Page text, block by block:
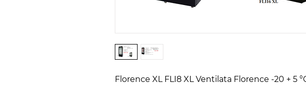
Florence XL FLI8 XL Ventilata Florence -20 + 5